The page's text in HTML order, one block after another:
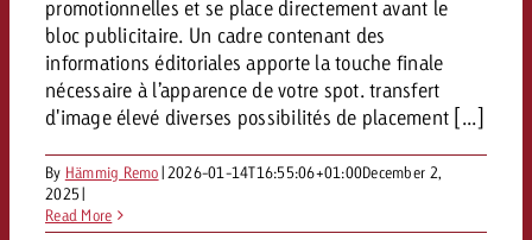
promotionnelles et se place directement avant le
bloc publicitaire. Un cadre contenant des
informations éditoriales apporte la touche finale
nécessaire à l’apparence de votre spot. transfert
d'image élevé diverses possibilités de placement [...]
By Hämmig Remo| 2026-01-14T16:55:06+01:00December 2,
2025|
Read More